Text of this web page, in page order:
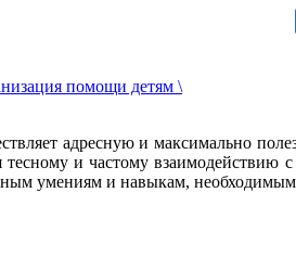
адресную и максимально
и частому
умениям и навыкам,